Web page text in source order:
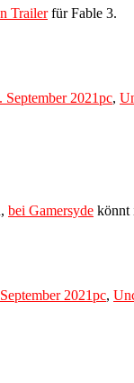
Trailerfür Fable 3.
September 2021pc,
bei Gamersyde könnt
2021pc,